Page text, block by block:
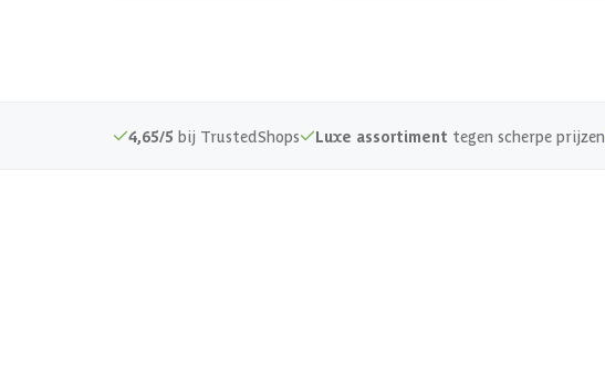
4,65/5 bij TrustedShops Luxe assortiment tegen scherpe prijzen